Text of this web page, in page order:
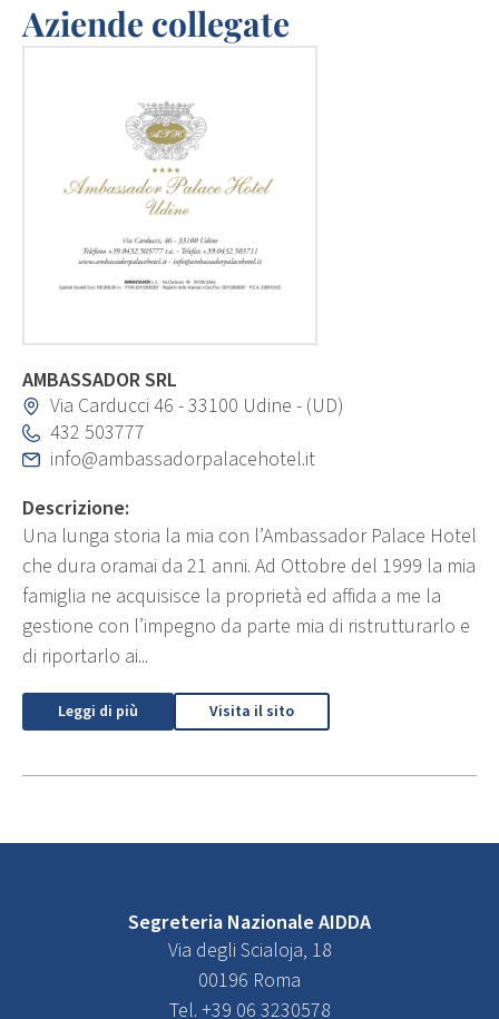
Aziende collegate
AMBASSADOR SRL
Via Carducci 46 - 33100 Udine - (UD)
432 503777
info@ambassadorpalacehotel.it
Descrizione:
Una lunga storia la mia con l’Ambassador Palace Hotel
che dura oramai da 21 anni. Ad Ottobre del 1999 la mia
famiglia ne acquisisce la proprietà ed affida a me la
gestione con l’impegno da parte mia di ristrutturarlo e
di riportarlo ai...
Leggi di più Visita il sito
Segreteria Nazionale AIDDA
Via degli Scialoja, 18
00196 Roma
Tel. +39 06 3230578